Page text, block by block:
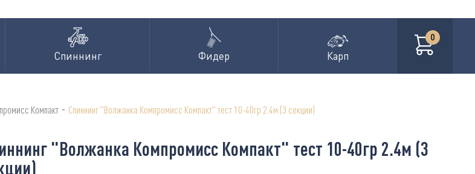
Спиннинг Фидер Карп
0
Компакт - Спиннинг "Волжанка Компромисс Компакт" тест 10-40гр 2.4м (3 секции)
"Волжанка Компромисс Компакт" тест 10-40гр 2.4м (3